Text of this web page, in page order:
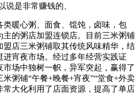
说是非常赚钱的、
暖心粥、面食、馄饨，卤味，包
主的粥店加盟连锁店。目前三米粥铺
盟店三米粥铺取其传统风味精华，结
宵夜市场。经过多年经营实践证
市场中独树一帜，异军突起，赢得了
粥铺“午餐+晚餐+宵夜”“堂食+外卖
常大化利用了店面资源，提高了单店